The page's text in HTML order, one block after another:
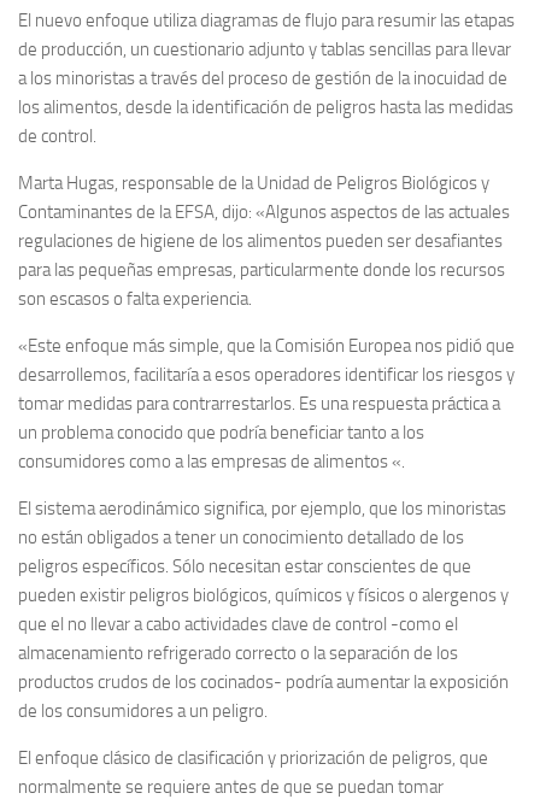
El nuevo enfoque utiliza diagramas de flujo para resumir las etapas
de producción, un cuestionario adjunto y tablas sencillas para llevar
a los minoristas a través del proceso de gestión de la inocuidad de
los alimentos, desde la identificación de peligros hasta las medidas
de control.
Marta Hugas, responsable de la Unidad de Peligros Biológicos y
Contaminantes de la EFSA, dijo: «Algunos aspectos de las actuales
regulaciones de higiene de los alimentos pueden ser desafiantes
para las pequeñas empresas, particularmente donde los recursos
son escasos o falta experiencia.
«Este enfoque más simple, que la Comisión Europea nos pidió que
desarrollemos, facilitaría a esos operadores identificar los riesgos y
tomar medidas para contrarrestarlos. Es una respuesta práctica a
un problema conocido que podría beneficiar tanto a los
consumidores como a las empresas de alimentos «.
El sistema aerodinámico significa, por ejemplo, que los minoristas
no están obligados a tener un conocimiento detallado de los
peligros específicos. Sólo necesitan estar conscientes de que
pueden existir peligros biológicos, químicos y físicos o alergenos y
que el no llevar a cabo actividades clave de control -como el
almacenamiento refrigerado correcto o la separación de los
productos crudos de los cocinados- podría aumentar la exposición
de los consumidores a un peligro.
El enfoque clásico de clasificación y priorización de peligros, que
normalmente se requiere antes de que se puedan tomar